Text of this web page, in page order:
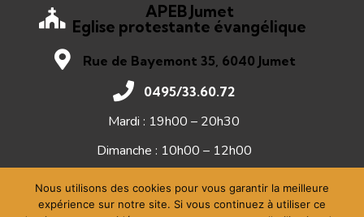
APEB Jumet
Eglise protestante évangélique
Rue de Bayemont 35, 6040 Jumet
0495/33.60.72
Mardi : 19h00 – 20h30
Dimanche : 10h00 – 12h00
Nous utilisons des cookies pour vous garantir la meilleure
expérience sur notre site. Si vous continuez à utiliser ce